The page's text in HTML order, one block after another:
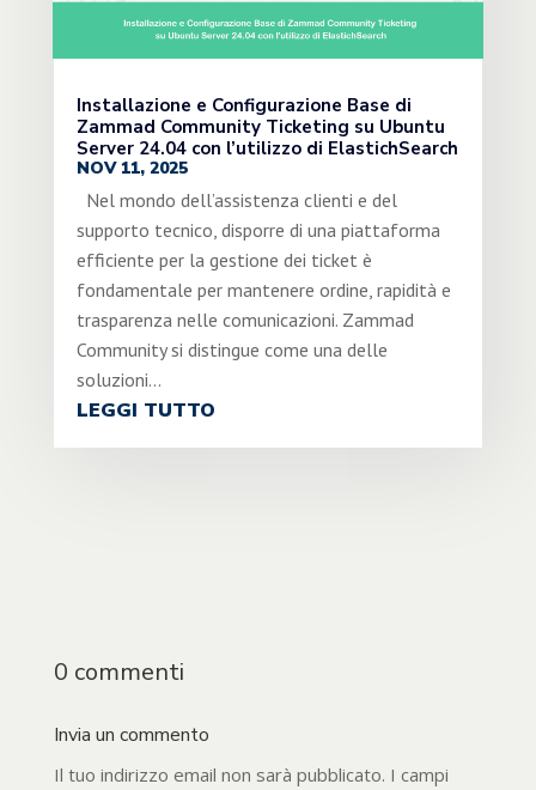
Installazione e Configurazione Base di
Zammad Community Ticketing su Ubuntu
Server 24.04 con l’utilizzo di ElastichSearch
NOV 11, 2025
Nel mondo dell’assistenza clienti e del
supporto tecnico, disporre di una piattaforma
efficiente per la gestione dei ticket è
fondamentale per mantenere ordine, rapidità e
trasparenza nelle comunicazioni. Zammad
Community si distingue come una delle
soluzioni...
LEGGI TUTTO
0 commenti
Invia un commento
Il tuo indirizzo email non sarà pubblicato. I campi